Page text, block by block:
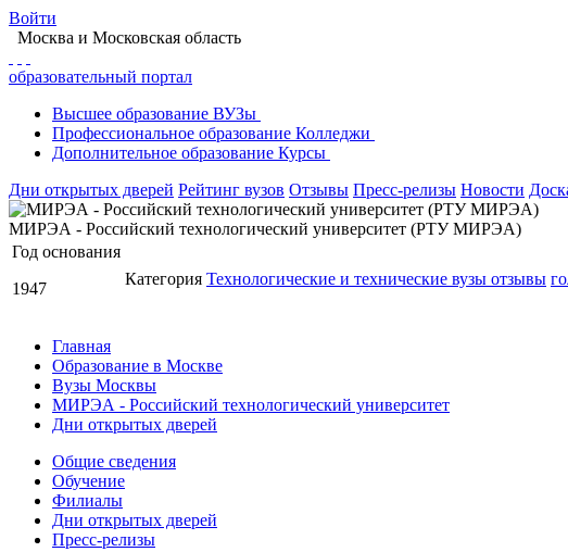
Войти
Москва и Московская область
образовательный портал
Высшее образование ВУЗы
Профессиональное образование Колледжи
Дополнительное образование Курсы
Дни открытых дверей Рейтинг вузов Отзывы Пресс-релизы Новости
МИРЭА - Российский технологический университет (РТУ МИРЭА)
Год основания
1947
Категория Технологические и технические вузы отзывы
Главная
Образование в Москве
Вузы Москвы
МИРЭА - Российский технологический университет
Дни открытых дверей
Общие сведения
Обучение
Филиалы
Дни открытых дверей
Пресс-релизы